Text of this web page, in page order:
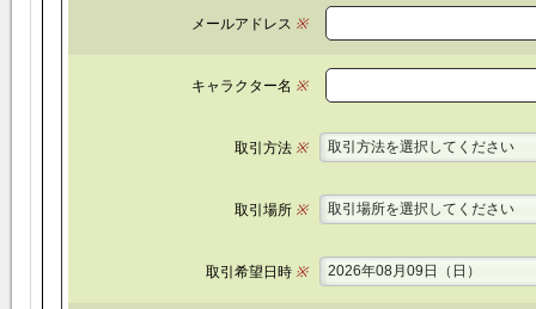
メールアドレス ※
キャラクター名 ※
取引方法※ 取引方法を選択してください
取引場所※ 取引場所を選択してください
取引希望日時※ 2026年08月09日（日）